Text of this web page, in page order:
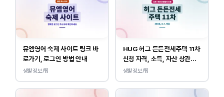
뮤엠영어 숙제 사이트 링크 바
로가기, 로그인 방법 안내
생활정보/팁
HUG 허그 든든전세주택 11차
신청 자격, 소득, 자산 상관없
이 가능합니다.
생활정보/팁